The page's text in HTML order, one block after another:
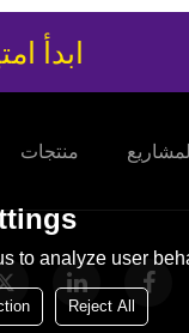
ابدأ
منتجات
analyze user
Reject All